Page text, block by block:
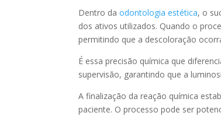
Dentro daodontologia estética, o
dos ativos utilizados. Quando o
permitindo que a descoloração
É essa precisão química que
supervisão, garantindo que a
A finalização da reação química
paciente. O processo pode ser